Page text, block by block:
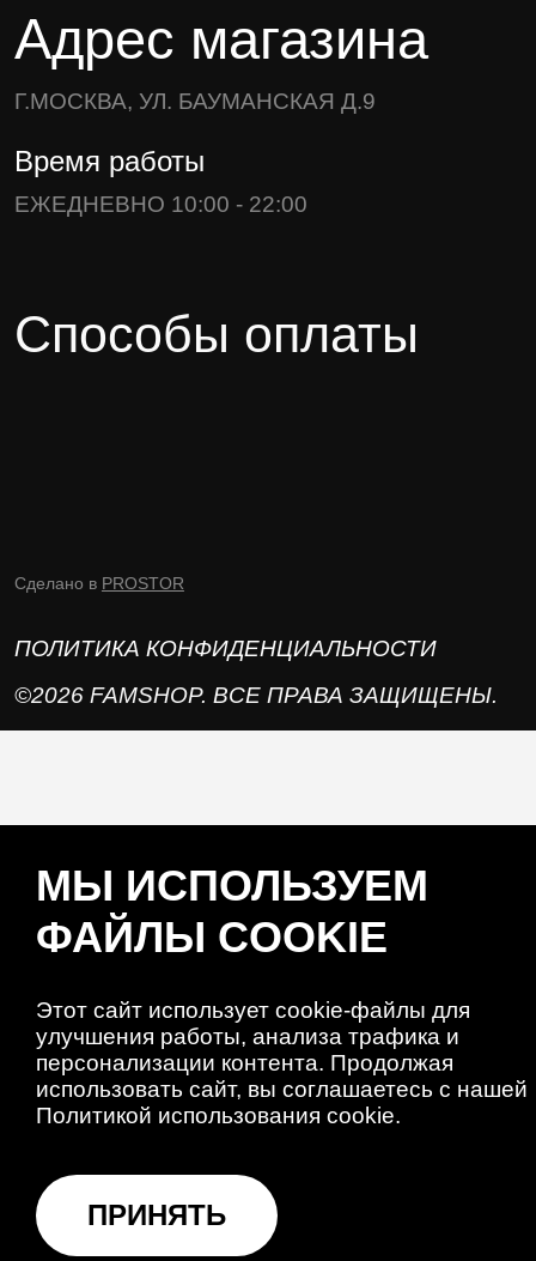
Адрес магазина
Г.МОСКВА, УЛ. БАУМАНСКАЯ Д.9
Время работы
ЕЖЕДНЕВНО 10:00 - 22:00
Способы оплаты
Сделано в PROSTOR
ПОЛИТИКА КОНФИДЕНЦИАЛЬНОСТИ
©2026 FAMSHOP. ВСЕ ПРАВА ЗАЩИЩЕНЫ.
МЫ ИСПОЛЬЗУЕМ
ФАЙЛЫ COOKIE
Этот сайт использует cookie-файлы для
улучшения работы, анализа трафика и
персонализации контента. Продолжая
использовать сайт, вы соглашаетесь с нашей
Политикой использования cookie.
ПРИНЯТЬ